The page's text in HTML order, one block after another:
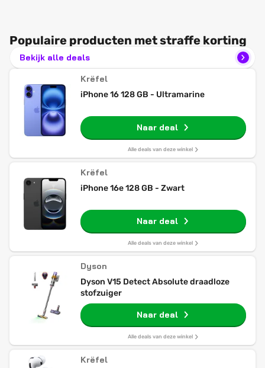
Populaire producten met straffe korting
Bekijk alle deals
Krëfel
iPhone 16 128 GB - Ultramarine
Naar deal
Alle deals van deze winkel
Krëfel
iPhone 16e 128 GB - Zwart
Naar deal
Alle deals van deze winkel
Dyson
Dyson V15 Detect Absolute draadloze
stofzuiger
Naar deal
Alle deals van deze winkel
Krëfel